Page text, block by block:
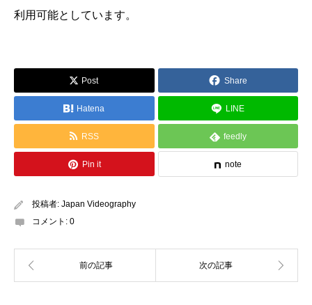
利用可能としています。
Post Share
Hatena LINE
RSS feedly
Pin it note
投稿者: Japan Videography
コメント: 0